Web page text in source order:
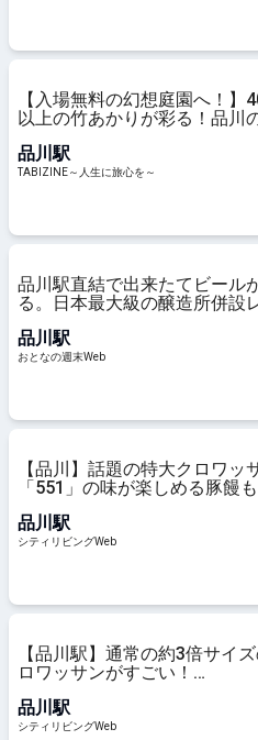
【入場無料の幻想庭園へ！】
以上の竹あかりが彩る！品川
ル高輪」を現地レビュー |
～人生に旅心を～
品川駅
TABIZINE～人生に旅心を～
品川駅直結で出来たてビール
る。日本最大級の醸造所併設
品川駅
おとなの週末Web
【品川】話題の特大クロワッ
「551」の味が楽しめる豚饅も
シティリビングWeb
品川駅
シティリビングWeb
【品川駅】通常の約3倍サイ
ロワッサンがすごい！
ュ）」エキュート品川が7月16
（木）オープン｜シティリビン
品川駅
シティリビングWeb